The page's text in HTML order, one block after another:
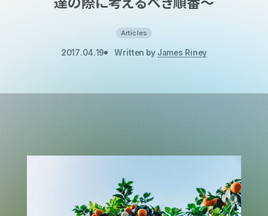
Articles
2017.04.19 Written by James Riney